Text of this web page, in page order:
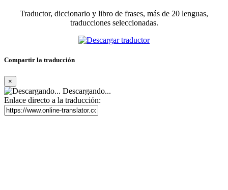
Traductor, diccionario y libro de frases, más de 20 lenguas,
traducciones seleccionadas.
Compartir la traducción
×
Descargando...
Enlace directo a la traducción: